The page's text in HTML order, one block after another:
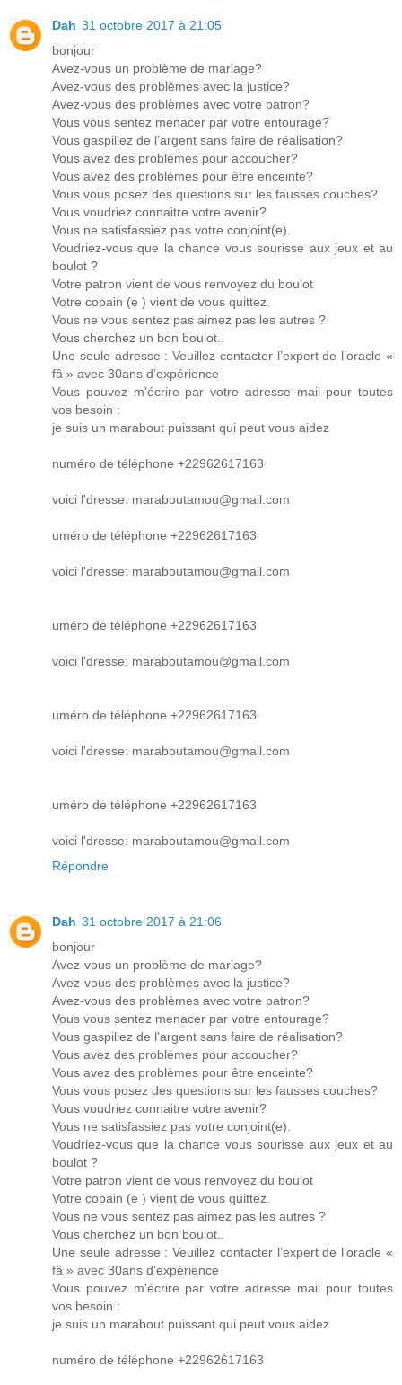
Dah 31 octobre 2017 à 21:05
bonjour
Avez-vous un problème de mariage?
Avez-vous des problèmes avec la justice?
Avez-vous des problèmes avec votre patron?
Vous vous sentez menacer par votre entourage?
Vous gaspillez de l'argent sans faire de réalisation?
Vous avez des problèmes pour accoucher?
Vous avez des problèmes pour être enceinte?
Vous vous posez des questions sur les fausses couches?
Vous voudriez connaitre votre avenir?
Vous ne satisfassiez pas votre conjoint(e).
Voudriez-vous que la chance vous sourisse aux jeux et au
boulot ?
Votre patron vient de vous renvoyez du boulot
Votre copain (e ) vient de vous quittez.
Vous ne vous sentez pas aimez pas les autres ?
Vous cherchez un bon boulot..
Une seule adresse : Veuillez contacter l’expert de l’oracle «
fâ » avec 30ans d’expérience
Vous pouvez m'écrire par votre adresse mail pour toutes
vos besoin :
je suis un marabout puissant qui peut vous aidez
numéro de téléphone +22962617163
voici l'dresse: maraboutamou@gmail.com
uméro de téléphone +22962617163
voici l'dresse: maraboutamou@gmail.com
uméro de téléphone +22962617163
voici l'dresse: maraboutamou@gmail.com
uméro de téléphone +22962617163
voici l'dresse: maraboutamou@gmail.com
uméro de téléphone +22962617163
voici l'dresse: maraboutamou@gmail.com
Répondre
Dah 31 octobre 2017 à 21:06
bonjour
Avez-vous un problème de mariage?
Avez-vous des problèmes avec la justice?
Avez-vous des problèmes avec votre patron?
Vous vous sentez menacer par votre entourage?
Vous gaspillez de l'argent sans faire de réalisation?
Vous avez des problèmes pour accoucher?
Vous avez des problèmes pour être enceinte?
Vous vous posez des questions sur les fausses couches?
Vous voudriez connaitre votre avenir?
Vous ne satisfassiez pas votre conjoint(e).
Voudriez-vous que la chance vous sourisse aux jeux et au
boulot ?
Votre patron vient de vous renvoyez du boulot
Votre copain (e ) vient de vous quittez.
Vous ne vous sentez pas aimez pas les autres ?
Vous cherchez un bon boulot..
Une seule adresse : Veuillez contacter l’expert de l’oracle «
fâ » avec 30ans d’expérience
Vous pouvez m'écrire par votre adresse mail pour toutes
vos besoin :
je suis un marabout puissant qui peut vous aidez
numéro de téléphone +22962617163